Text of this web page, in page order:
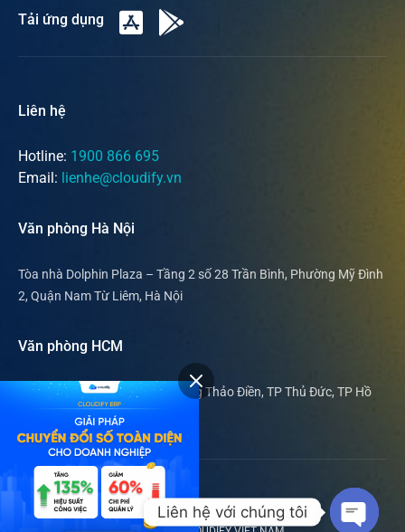
Tải ứng dụng
Liên hệ
Hotline: 1900 866 695
Email: lienhe@cloudify.vn
Văn phòng Hà Nội
Tòa nhà Dolphin Plaza – Tầng 2 số 28 Trần Bình, Phường Mỹ Đình
2, Quận Nam Từ Liêm, Hà Nội
Văn phòng HCM
169 Nguyễn Văn Hưởng, phường Thảo Điền, TP Thủ Đức, TP Hồ
Chí Minh
© 2019 - 2024 Cloudify ERP.
Liên hệ với chúng tôi